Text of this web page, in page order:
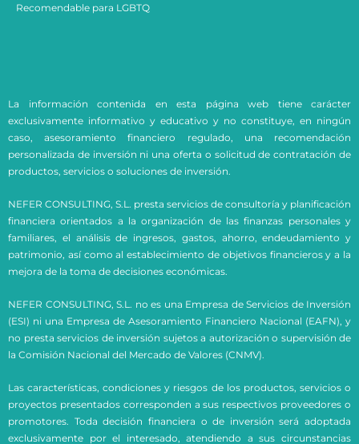
Recomendable para LGBTQ
La información contenida en esta página web tiene carácter
exclusivamente informativo y educativo y no constituye, en ningún
caso, asesoramiento financiero regulado, una recomendación
personalizada de inversión ni una oferta o solicitud de contratación de
productos, servicios o soluciones de inversión.
NEFER CONSULTING, S.L. presta servicios de consultoría y planificación
financiera orientados a la organización de las finanzas personales y
familiares, el análisis de ingresos, gastos, ahorro, endeudamiento y
patrimonio, así como al establecimiento de objetivos financieros y a la
mejora de la toma de decisiones económicas.
NEFER CONSULTING, S.L. no es una Empresa de Servicios de Inversión
(ESI) ni una Empresa de Asesoramiento Financiero Nacional (EAFN), y
no presta servicios de inversión sujetos a autorización o supervisión de
la Comisión Nacional del Mercado de Valores (CNMV).
Las características, condiciones y riesgos de los productos, servicios o
proyectos presentados corresponden a sus respectivos proveedores o
promotores. Toda decisión financiera o de inversión será adoptada
exclusivamente por el interesado, atendiendo a sus circunstancias